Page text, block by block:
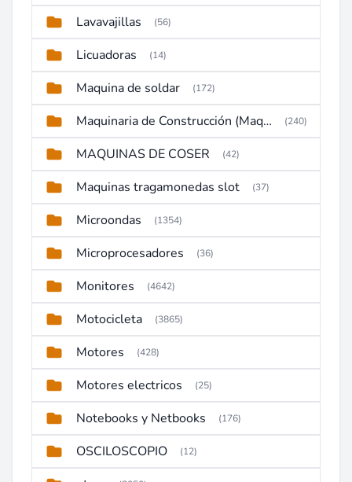
Lavavajillas (56)
Licuadoras (14)
Maquina de soldar (172)
Maquinaria de Construcción (Maquinaria Pesada) (240)
MAQUINAS DE COSER (42)
Maquinas tragamonedas slot (37)
Microondas (1354)
Microprocesadores (36)
Monitores (4642)
Motocicleta (3865)
Motores (428)
Motores electricos (25)
Notebooks y Netbooks (176)
OSCILOSCOPIO (12)